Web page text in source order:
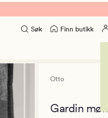
Søk Finn butikk
Otto
Gardin